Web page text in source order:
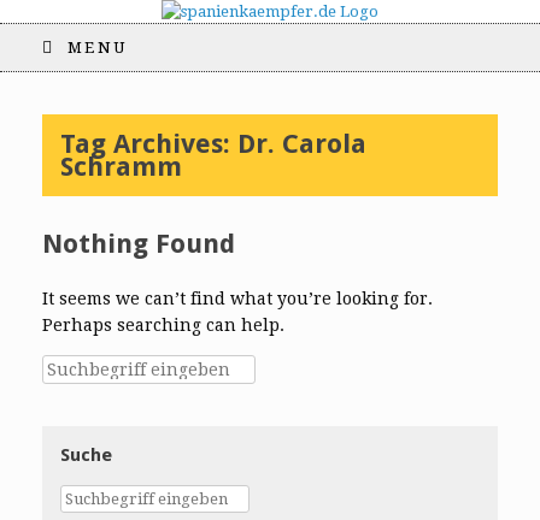
MENU
Tag Archives: Dr. Carola
Schramm
Nothing Found
It seems we can’t find what you’re looking for.
Perhaps searching can help.
Suche